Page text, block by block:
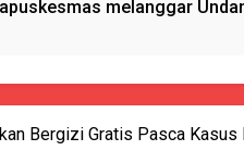
melanggar
Beras Bapang
Peduli Generasi Emas
Bergizi Gratis Pasca Kasus